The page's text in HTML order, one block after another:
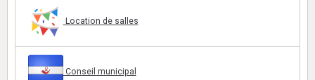
Location de salles
Conseil municipal